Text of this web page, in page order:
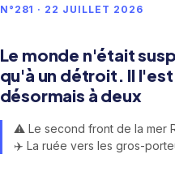
N°281 · 22 JUILLET 2026
Le monde n'était
qu'à un détroit. Il l'est
désormais à deux
⚠️ Le second front de la mer
✈️ La ruée vers les gros-